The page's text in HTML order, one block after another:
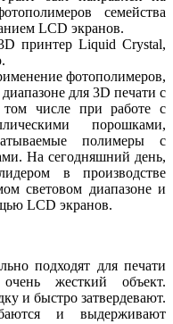
семейства
LCD экранов.
принтер Liquid Crystal,
фотополимеров,
для 3D печати с
числе при работе с
порошками,
полимеры с
На сегодняшний день,
в производстве
световом диапазоне и
LCD экранов.
подходят для печати
жесткий объект.
и быстро затвердевают.
и выдерживают